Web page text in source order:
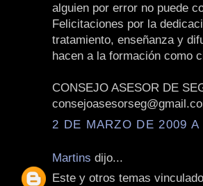
alguien por error no puede
Felicitaciones por la
tratamiento, enseñanza y
hacen a la formación como
CONSEJO ASESOR DE
2 DE MARZO DE 2009 A
Martins dijo...
Este y otros temas